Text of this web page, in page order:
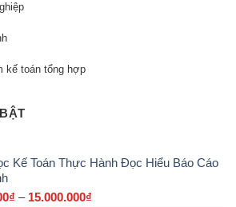
kế toán tổng hợp
Kế Toán Thực Hành Đọc Hiểu Báo Cáo
₫ – 15.000.000₫